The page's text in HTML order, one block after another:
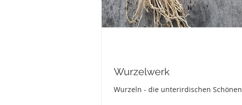
Wurzelwerk
Wurzeln - die unterirdischen Schönen